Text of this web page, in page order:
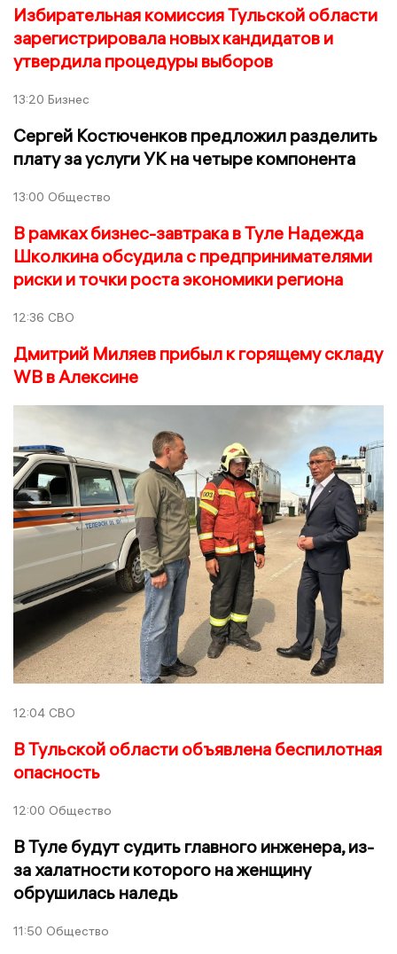
Избирательная комиссия Тульской области
зарегистрировала новых кандидатов и
утвердила процедуры выборов
13:20 Бизнес
Сергей Костюченков предложил разделить
плату за услуги УК на четыре компонента
13:00 Общество
В рамках бизнес-завтрака в Туле Надежда
Школкина обсудила с предпринимателями
риски и точки роста экономики региона
12:36 СВО
Дмитрий Миляев прибыл к горящему складу
WB в Алексине
12:04 СВО
В Тульской области объявлена беспилотная
опасность
12:00 Общество
В Туле будут судить главного инженера, из-
за халатности которого на женщину
обрушилась наледь
11:50 Общество